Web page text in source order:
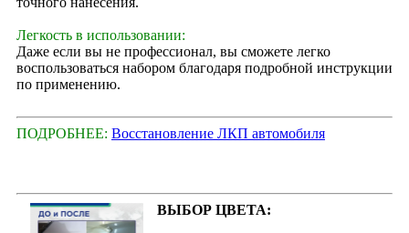
Легкость в использовании:
Даже если вы не профессионал, вы сможете легко
воспользоваться набором благодаря подробной инструкции
по применению.
ПОДРОБНЕЕ: Восстановление ЛКП автомобиля
ВЫБОР ЦВЕТА: